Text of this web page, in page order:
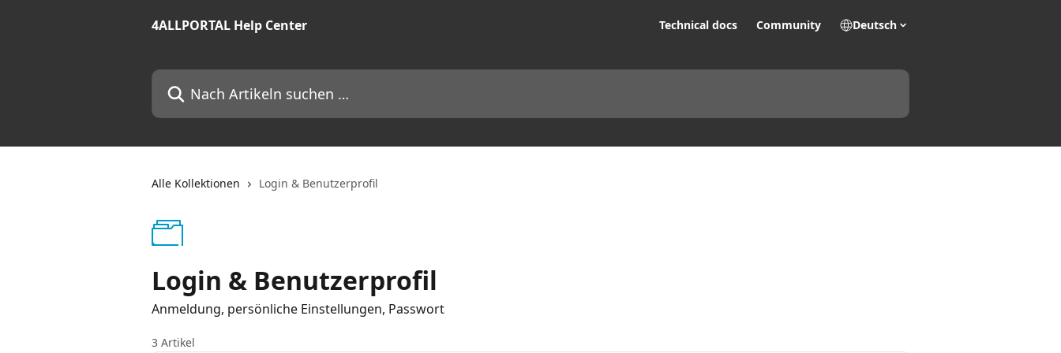
4ALLPORTAL Help Center
Technical docs Community Deutsch
Nach Artikeln suchen …
Alle Kollektionen Login & Benutzerprofil
Login & Benutzerprofil
Anmeldung, persönliche Einstellungen, Passwort
3 Artikel